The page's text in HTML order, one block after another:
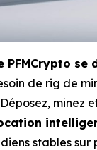
PFMCrypto
de rig de
Déposez, minez
stables sur